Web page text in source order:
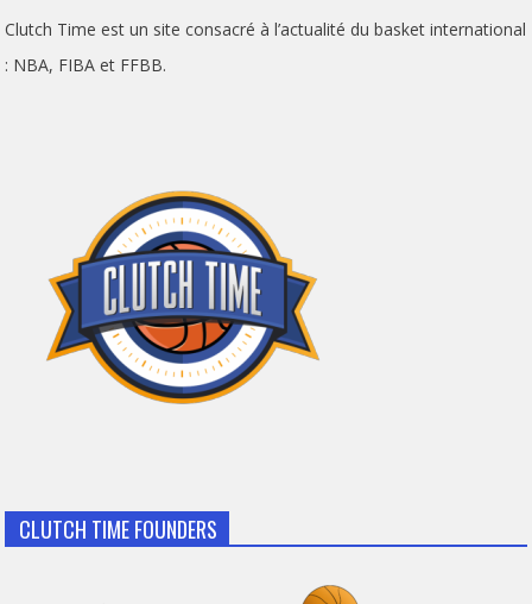
Clutch Time est un site consacré à l’actualité du basket international
: NBA, FIBA et FFBB.
CLUTCH TIME FOUNDERS